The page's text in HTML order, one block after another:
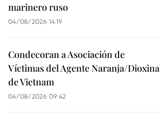
marinero ruso
04/08/2026 14:19
Condecoran a Asociación de
Víctimas del Agente Naranja/Dioxina
de Vietnam
04/08/2026 09:42